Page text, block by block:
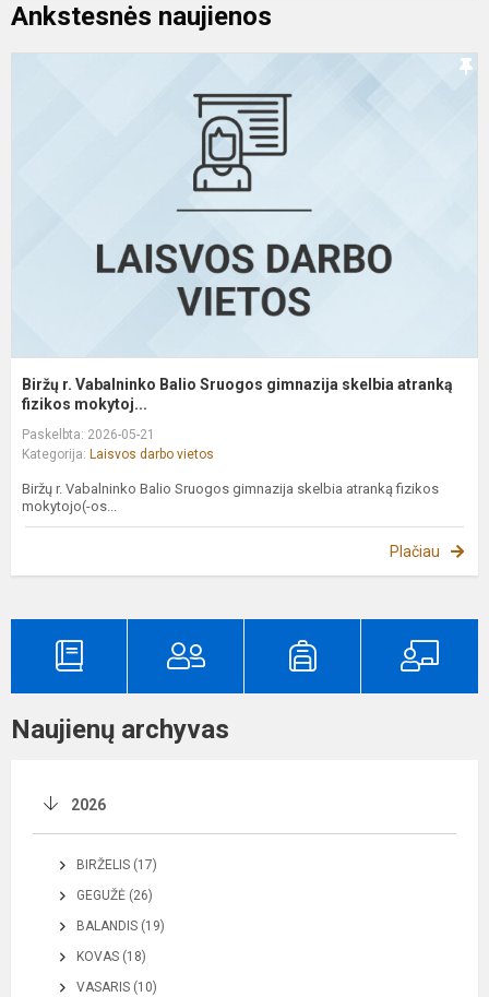
Ankstesnės naujienos
Biržų r. Vabalninko Balio Sruogos gimnazija skelbia atranką
fizikos mokytoj...
Paskelbta: 2026-05-21
Kategorija: Laisvos darbo vietos
Biržų r. Vabalninko Balio Sruogos gimnazija skelbia atranką fizikos
mokytojo(-os...
Plačiau
Naujienų archyvas
2026
BIRŽELIS (17)
GEGUŽĖ (26)
BALANDIS (19)
KOVAS (18)
VASARIS (10)